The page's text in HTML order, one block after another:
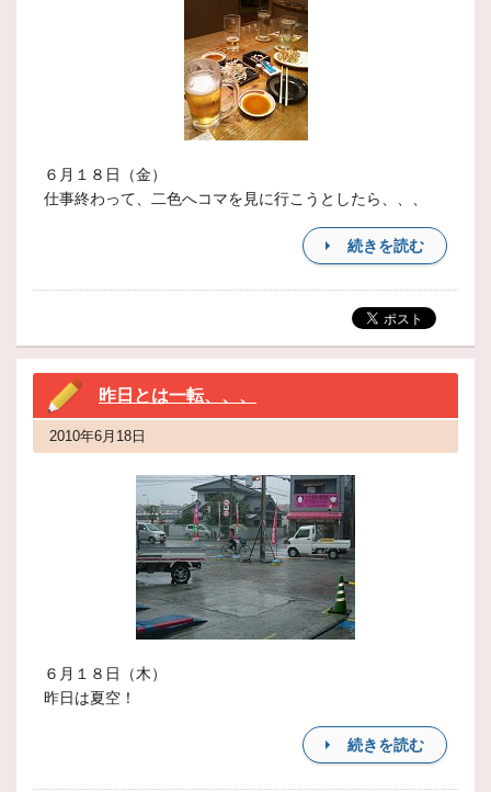
６月１８日（金）
仕事終わって、二色へコマを見に行こうとしたら、、、
続きを読む
昨日とは一転、、、
2010年6月18日
６月１８日（木）
昨日は夏空！
続きを読む